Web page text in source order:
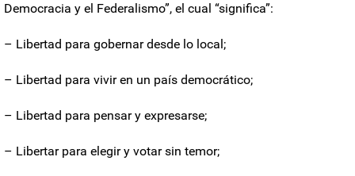
Democracia y el Federalismo”, el cual “significa”:
– Libertad para gobernar desde lo local;
– Libertad para vivir en un país democrático;
– Libertad para pensar y expresarse;
– Libertar para elegir y votar sin temor;